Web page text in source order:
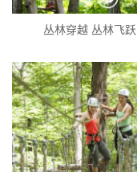
丛林穿越 丛林飞跃